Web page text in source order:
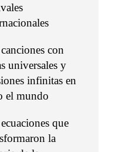
con
universales y
infinitas en
el mundo
que
la